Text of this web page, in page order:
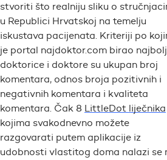
stvoriti što realniju sliku o
u Republici Hrvatskoj na temelju
iskustava pacijenata. Kriteriji po
je portal najdoktor.com birao
doktorice i doktore su ukupan broj
komentara, odnos broja pozitivnih i
negativnih komentara i kvaliteta
komentara. Čak 8 LittleDot liječnika
kojima svakodnevno možete
razgovarati putem aplikacije iz
udobnosti vlastitog doma nalazi se